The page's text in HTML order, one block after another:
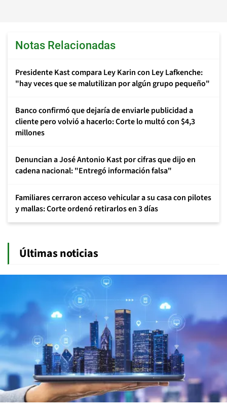
Notas Relacionadas
Presidente Kast compara Ley Karin con Ley Lafkenche:
"hay veces que se malutilizan por algún grupo pequeño"
Banco confirmó que dejaría de enviarle publicidad a
cliente pero volvió a hacerlo: Corte lo multó con $4,3
millones
Denuncian a José Antonio Kast por cifras que dijo en
cadena nacional: "Entregó información falsa"
Familiares cerraron acceso vehicular a su casa con pilotes
y mallas: Corte ordenó retirarlos en 3 días
Últimas noticias